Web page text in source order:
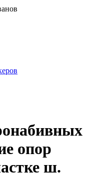
опор
ш.